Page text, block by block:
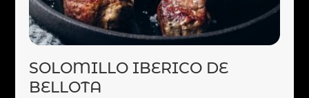
SOLOMILLO IBERICO DE
BELLOTA